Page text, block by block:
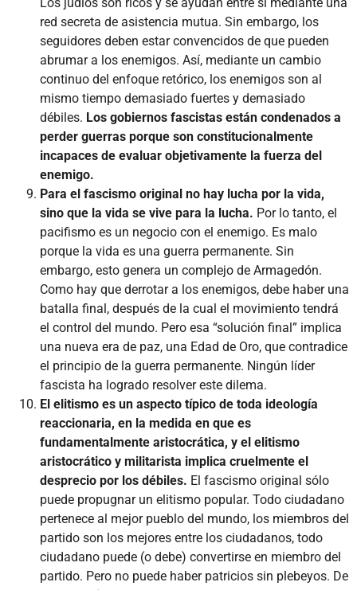
red secreta de asistencia mutua. Sin embargo, los
seguidores deben estar convencidos de que pueden
abrumar a los enemigos. Así, mediante un cambio
continuo del enfoque retórico, los enemigos son al
mismo tiempo demasiado fuertes y demasiado
débiles. Los gobiernos fascistas están condenados a
perder guerras porque son constitucionalmente
incapaces de evaluar objetivamente la fuerza del
enemigo.
Para el fascismo original no hay lucha por la vida,
sino que la vida se vive para la lucha. Por lo tanto, el
pacifismo es un negocio con el enemigo. Es malo
porque la vida es una guerra permanente. Sin
embargo, esto genera un complejo de Armagedón.
Como hay que derrotar a los enemigos, debe haber una
batalla final, después de la cual el movimiento tendrá
el control del mundo. Pero esa “solución final” implica
una nueva era de paz, una Edad de Oro, que contradice
el principio de la guerra permanente. Ningún líder
fascista ha logrado resolver este dilema.
El elitismo es un aspecto típico de toda ideología
reaccionaria, en la medida en que es
fundamentalmente aristocrática, y el elitismo
aristocrático y militarista implica cruelmente el
desprecio por los débiles. El fascismo original sólo
puede propugnar un elitismo popular. Todo ciudadano
pertenece al mejor pueblo del mundo, los miembros del
partido son los mejores entre los ciudadanos, todo
ciudadano puede (o debe) convertirse en miembro del
partido. Pero no puede haber patricios sin plebeyos. De